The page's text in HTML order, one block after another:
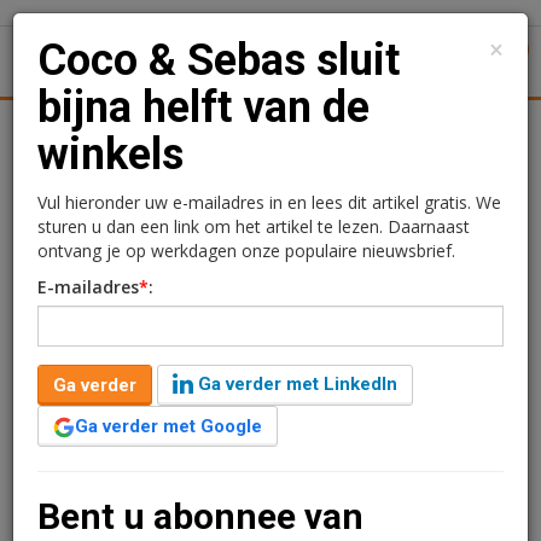
Nieuws Uitgelicht
Coco & Sebas sluit bijna
helft van de winkels
Chocoladeketen Coco & Sebas heeft begin dit jaar zes
winkels gesloten en er volgen er nog vijf. Dat zegt ceo
Joost-Jan Kinds tegen Retailtrends.
Verder lezen?
×
Coco & Sebas sluit
bijna helft van de
winkels
Vul hieronder uw e-mailadres in en lees dit artikel gratis. We
sturen u dan een link om het artikel te lezen. Daarnaast
ontvang je op werkdagen onze populaire nieuwsbrief.
E-mailadres*:
Ga verder
Ga verder met LinkedIn
Ga verder met Google
Bent u abonnee van